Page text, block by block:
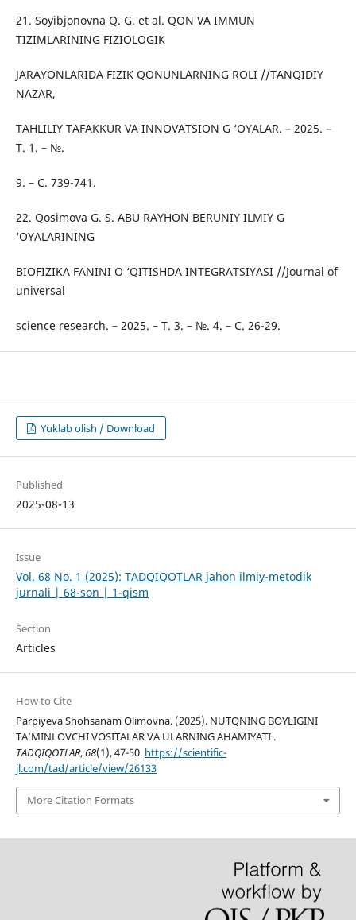
21. Soyibjonovna Q. G. et al. QON VA IMMUN
TIZIMLARINING FIZIOLOGIK
JARAYONLARIDA FIZIK QONUNLARNING ROLI //TANQIDIY
NAZAR,
TAHLILIY TAFAKKUR VA INNOVATSION G ‘OYALAR. – 2025. –
Т. 1. – №.
9. – С. 739-741.
22. Qosimova G. S. ABU RAYHON BERUNIY ILMIY G
‘OYALARINING
BIOFIZIKA FANINI O ‘QITISHDA INTEGRATSIYASI //Journal of
universal
science research. – 2025. – Т. 3. – №. 4. – С. 26-29.
Yuklab olish / Download
Published
2025-08-13
Issue
Vol. 68 No. 1 (2025): TADQIQOTLAR jahon ilmiy-metodik
jurnali | 68-son | 1-qism
Section
Articles
How to Cite
Parpiyeva Shohsanam Olimovna. (2025). NUTQNING BOYLIGINI
TA’MINLOVCHI VOSITALAR VA ULARNING AHAMIYATI .
TADQIQOTLAR,68(1), 47-50. https://scientific-
jl.com/tad/article/view/26133
More Citation Formats